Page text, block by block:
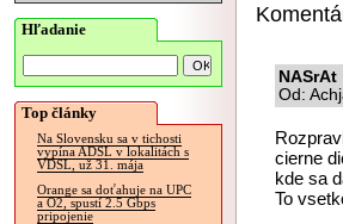
Hľadanie
Top články
Na Slovensku sa v tichosti
vypína ADSL v lokalitách s
VDSL, už 31. mája
Orange sa doťahuje na UPC
a O2, spustí 2.5 Gbps
pripojenie
NASrAt
Od:
cierne
kde sa
To